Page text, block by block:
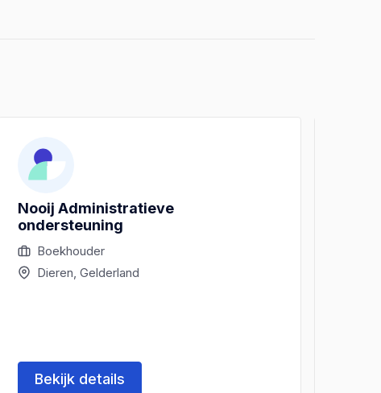
Nooij Administratieve
ondersteuning
Boekhouder
Dieren, Gelderland
Bekijk details